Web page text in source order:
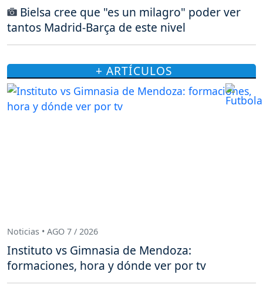
Bielsa cree que "es un milagro" poder ver
tantos Madrid-Barça de este nivel
+ ARTÍCULOS
Noticias • AGO 7 / 2026
Instituto vs Gimnasia de Mendoza:
formaciones, hora y dónde ver por tv